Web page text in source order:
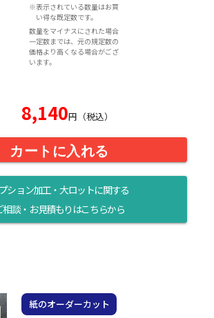
※表示されている数量はお買
い得な既定数です。
数量をマイナスにされた場合
一定数までは、元の規定数の
価格より高くなる場合がござ
います。
8,140円（税込）
カートに入れる
ション加工・大ロットに関する
相談・お見積もりはこちらから
紙のオーダーカット